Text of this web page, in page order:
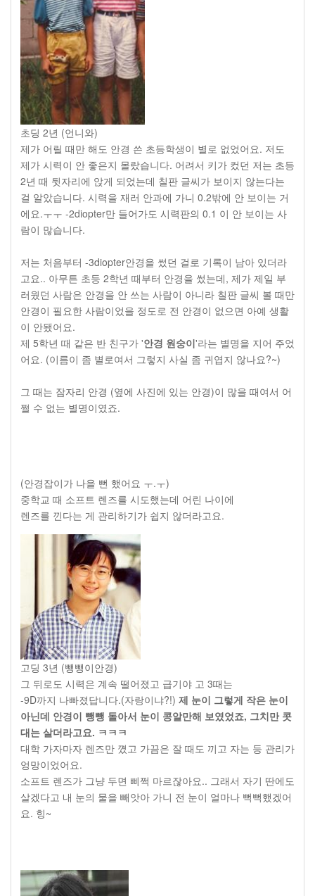
초딩 2년 (언니와)
제가 어릴 때만 해도 안경 쓴 초등학생이 별로 없었어요. 저도
제가 시력이 안 좋은지 몰랐습니다. 어려서 키가 컸던 저는 초등
2년 때 뒷자리에 앉게 되었는데 칠판 글씨가 보이지 않는다는
걸 알았습니다. 시력을 재러 안과에 가니 0.2밖에 안 보이는 거
에요.ㅜㅜ -2diopter만 들어가도 시력판의 0.1 이 안 보이는 사
람이 많습니다.
저는 처음부터 -3diopter안경을 썼던 걸로 기록이 남아 있더라
고요.. 아무튼 초등 2학년 때부터 안경을 썼는데, 제가 제일 부
러웠던 사람은 안경을 안 쓰는 사람이 아니라 칠판 글씨 볼 때만
안경이 필요한 사람이었을 정도로 전 안경이 없으면 아예 생활
이 안됐어요.
제 5학년 때 같은 반 친구가 '안경 원숭이'라는 별명을 지어 주었
어요. (이름이 좀 별로여서 그렇지 사실 좀 귀엽지 않나요?~)
그 때는 잠자리 안경 (옆에 사진에 있는 안경)이 많을 때여서 어
쩔 수 없는 별명이였죠.
(안경잡이가 나을 뻔 했어요 ㅜ.ㅜ)
중학교 때 소프트 렌즈를 시도했는데 어린 나이에
렌즈를 낀다는 게 관리하기가 쉽지 않더라고요.
고딩 3년 (뺑뺑이안경)
그 뒤로도 시력은 계속 떨어졌고 급기야 고 3때는
-9D까지 나빠졌답니다.(자랑이냐?!) 제 눈이 그렇게 작은 눈이
아닌데 안경이 뺑뺑 돌아서 눈이 콩알만해 보였었죠, 그치만 콧
대는 살더라고요. ㅋㅋㅋ
대학 가자마자 렌즈만 꼈고 가끔은 잘 때도 끼고 자는 등 관리가
엉망이었어요.
소프트 렌즈가 그냥 두면 삐쩍 마르잖아요.. 그래서 자기 딴에도
살겠다고 내 눈의 물을 빼앗아 가니 전 눈이 얼마나 뻑뻑했겠어
요. 힝~